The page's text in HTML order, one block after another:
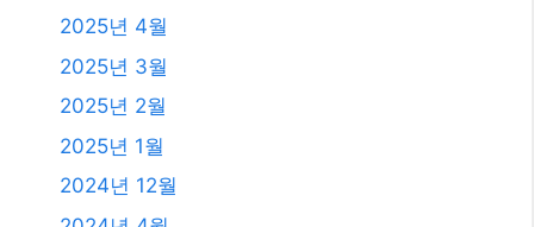
2025년 4월
2025년 3월
2025년 2월
2025년 1월
2024년 12월